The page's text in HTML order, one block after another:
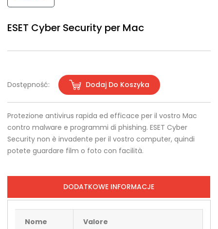
ESET Cyber Security per Mac
Dostępność: Dodaj Do Koszyka
Protezione antivirus rapida ed efficace per il vostro Mac
contro malware e programmi di phishing. ESET Cyber
Security non è invadente per il vostro computer, quindi
potete guardare film o foto con facilità.
DODATKOWE INFORMACJE
Nome Valore